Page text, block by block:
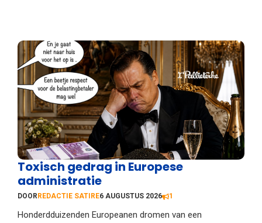
Toxisch gedrag in Europese
administratie
DOOR REDACTIE SATIRE6 AUGUSTUS 2026 1
Honderdduizenden Europeanen dromen van een